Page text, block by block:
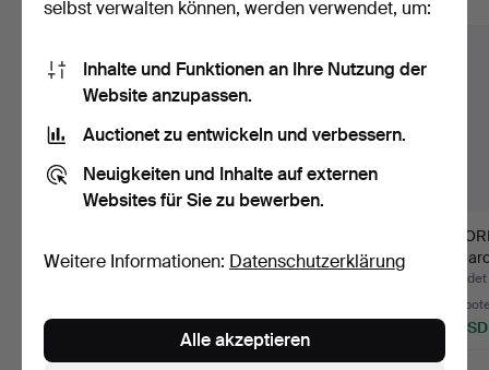
Holzgehäuse, Reuge,
22 USD
Peavey, XR-400.
4
37 USD
selbst verwalten können, werden verwendet, um:
Inhalte und Funktionen an Ihre Nutzung der
Website anzupassen.
Auctionet zu entwickeln und verbessern.
Neuigkeiten und Inhalte auf externen
Websites für Sie zu bewerben.
Weitere Informationen: Datenschutzerklärung
Alle akzeptieren